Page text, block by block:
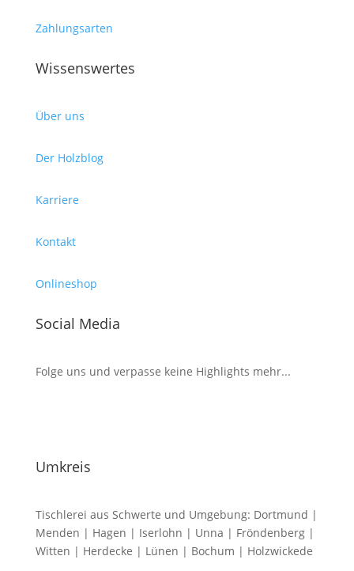
Zahlungsarten
Wissenswertes
Über uns
Der Holzblog
Karriere
Kontakt
Onlineshop
Social Media
Folge uns und verpasse keine Highlights mehr...
Umkreis
Tischlerei aus Schwerte und Umgebung: Dortmund |
Menden | Hagen | Iserlohn | Unna | Fröndenberg |
Witten | Herdecke | Lünen | Bochum | Holzwickede